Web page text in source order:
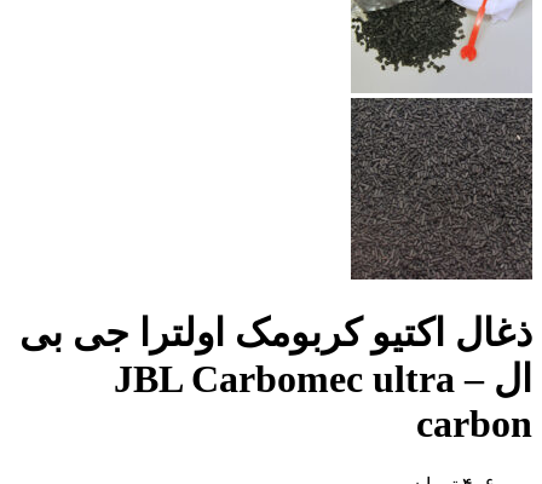
ذغال اکتیو کربومک اولترا جی بی
ال – JBL Carbomec ultra
carbon